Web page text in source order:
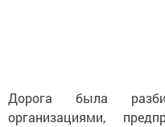
Дорога была
организациями,